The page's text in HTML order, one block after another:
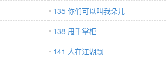
135 你们可以叫我朵儿
138 甩手掌柜
141 人在江湖飘